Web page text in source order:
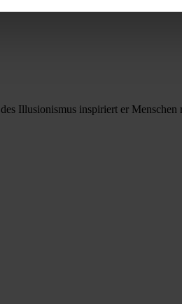
Illusionismus inspiriert er